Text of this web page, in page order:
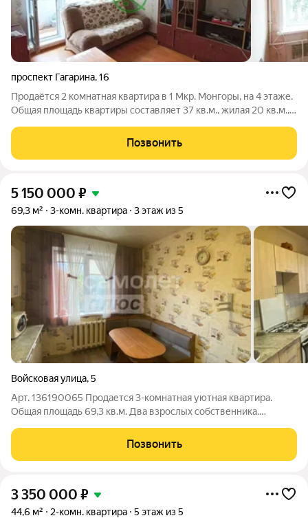
проспект Гагарина,16
Продаётся 2 комнатная квартира в 1 Мкр. Монгоры, на 4 этаже.
Общая площадь квартиры составляет 37 кв.м., жилая 20 кв.м.,
стеклопакеты, натяжные потолки, в двух комнатах ламинат,
балкон застеклён. В
Позвонить
5 150 000 ₽
69,3 м² 3-комн. квартира 3 этаж из 5
Войсковая улица,5
Арт. 136190065 Пpодается 3-кoмнатная уютная квартира.
Oбщая плoщадь 69,3 кв.м. Два взрослых собственника.
10,4 квадратных метра предоставляет достаточно места для
приготовления пищи и семейных
Позвонить
3 350 000 ₽
44,6 м² 2-комн. квартира 5 этаж из 5